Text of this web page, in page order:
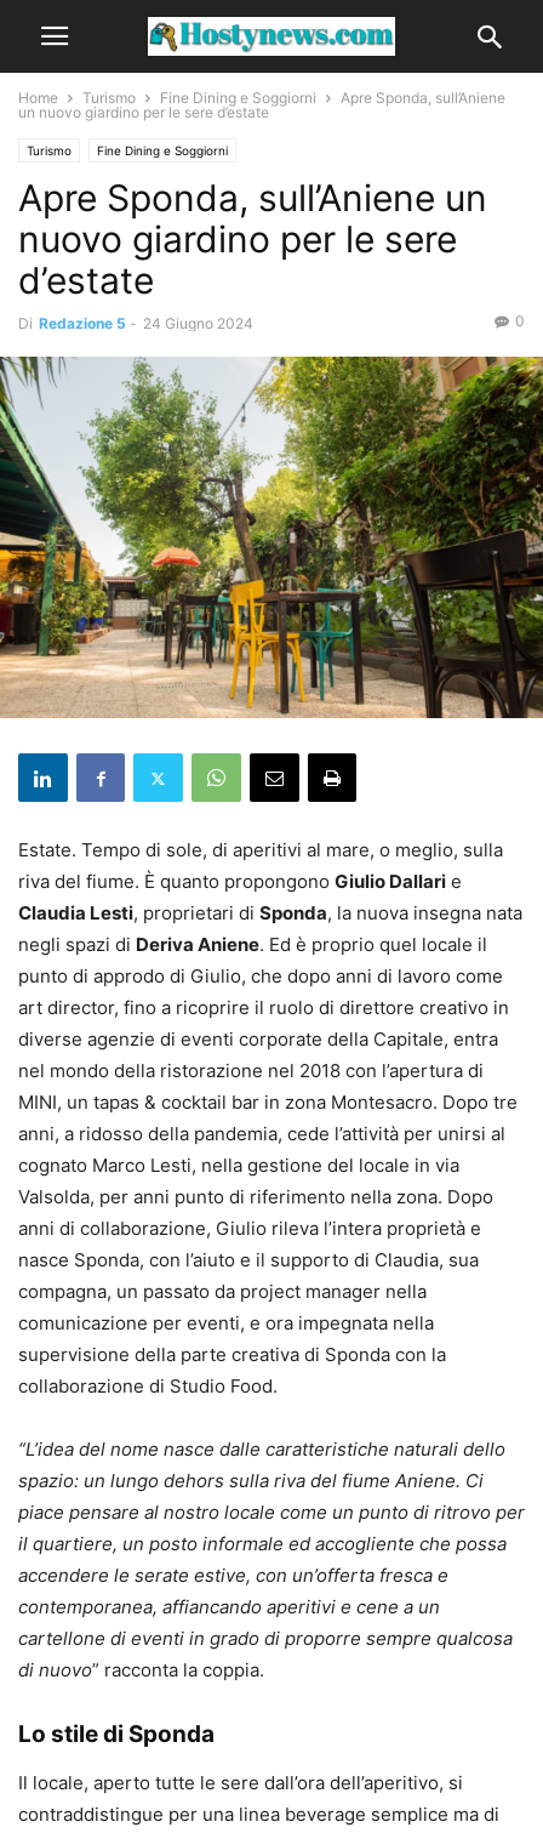
Home Turismo Fine Dining e Soggiorni
Apre Sponda, sull’Aniene
un nuovo giardino per le sere d’estate
Turismo Fine Dining e Soggiorni
Apre Sponda, sull’Aniene un
nuovo giardino per le sere
d’estate
Di Redazione 5 - 24 Giugno 2024 0
Estate. Tempo di sole, di aperitivi al mare, o meglio, sulla
riva del fiume. È quanto propongono Giulio Dallari e
Claudia Lesti, proprietari di Sponda, la nuova insegna nata
negli spazi di Deriva Aniene. Ed è proprio quel locale il
punto di approdo di Giulio, che dopo anni di lavoro come
art director, fino a ricoprire il ruolo di direttore creativo in
diverse agenzie di eventi corporate della Capitale, entra
nel mondo della ristorazione nel 2018 con l’apertura di
MINI, un tapas & cocktail bar in zona Montesacro. Dopo tre
anni, a ridosso della pandemia, cede l’attività per unirsi al
cognato Marco Lesti, nella gestione del locale in via
Valsolda, per anni punto di riferimento nella zona. Dopo
anni di collaborazione, Giulio rileva l’intera proprietà e
nasce Sponda, con l’aiuto e il supporto di Claudia, sua
compagna, un passato da project manager nella
comunicazione per eventi, e ora impegnata nella
supervisione della parte creativa di Sponda con la
collaborazione di Studio Food.
“L’idea del nome nasce dalle caratteristiche naturali dello
spazio: un lungo dehors sulla riva del fiume Aniene. Ci
piace pensare al nostro locale come un punto di ritrovo per
il quartiere, un posto informale ed accogliente che possa
accendere le serate estive, con un’offerta fresca e
contemporanea, affiancando aperitivi e cene a un
cartellone di eventi in grado di proporre sempre qualcosa
di nuovo” racconta la coppia.
Lo stile di Sponda
Il locale, aperto tutte le sere dall’ora dell’aperitivo, si
contraddistingue per una linea beverage semplice ma di